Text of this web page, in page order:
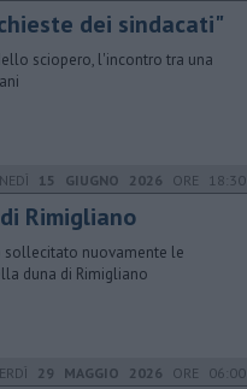
dei sindacati"
sciopero, l'incontro tra una
15 GIUGNO 2026 ORE 18:30
Rimigliano
sollecitato nuovamente le
duna di Rimigliano
29 MAGGIO 2026 ORE 06:00